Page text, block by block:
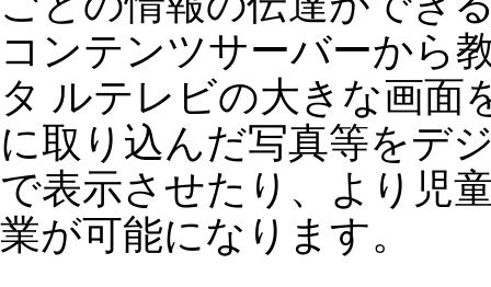
コンテンツサーバーから
タ ルテレビの大きな画面
に取り込んだ写真等をデ
で表示させたり、より児
業が可能になります。